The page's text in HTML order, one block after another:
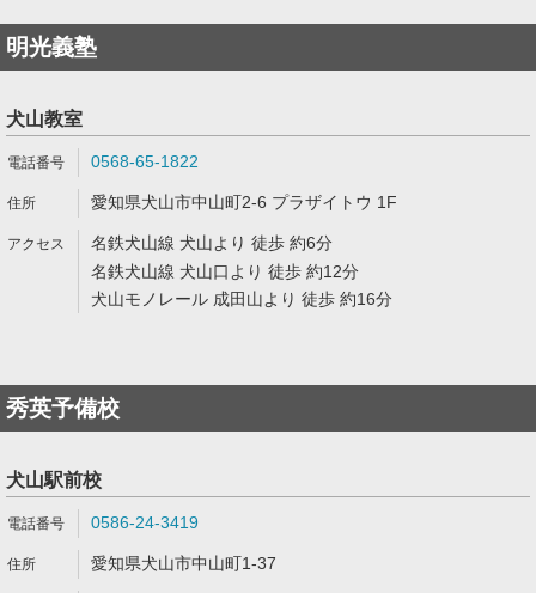
明光義塾
犬山教室
0568-65-1822
愛知県犬山市中山町2-6 プラザイトウ 1F
名鉄犬山線 犬山より 徒歩 約6分
名鉄犬山線 犬山口より 徒歩 約12分
犬山モノレール 成田山より 徒歩 約16分
秀英予備校
犬山駅前校
0586-24-3419
愛知県犬山市中山町1-37